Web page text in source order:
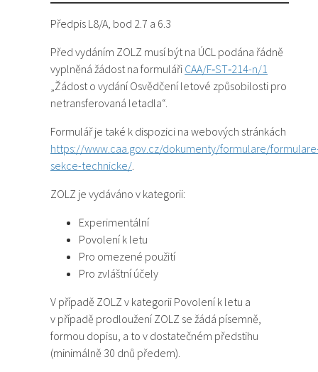
Předpis L8/A, bod 2.7 a 6.3
Před vydáním ZOLZ musí být na ÚCL podána řádně
vyplněná žádost na formuláři CAA/F‑ST‑214-n/1
„Žádost o vydání Osvědčení letové způsobilosti pro
netransferovaná letadla“.
Formulář je také k dispozici na webových stránkách
https://www.caa.gov.cz/dokumenty/formulare/
sekce-technicke/.
ZOLZ je vydáváno v kategorii:
Experimentální
Povolení k letu
Pro omezené použití
Pro zvláštní účely
V případě ZOLZ v kategorii Povolení k letu a
v případě prodloužení ZOLZ se žádá písemně,
formou dopisu, a to v dostatečném předstihu
(minimálně 30 dnů předem).